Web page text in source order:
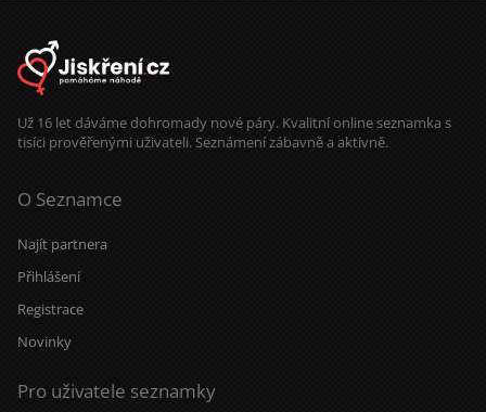
Už 16 let dáváme dohromady nové páry. Kvalitní online seznamka s
tisíci prověřenými uživateli. Seznámení zábavně a aktivně.
O Seznamce
Najít partnera
Přihlášení
Registrace
Novinky
Pro uživatele seznamky